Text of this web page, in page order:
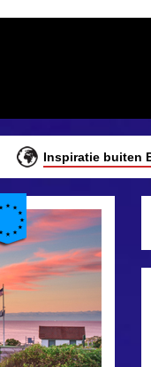
Inspiratie buiten